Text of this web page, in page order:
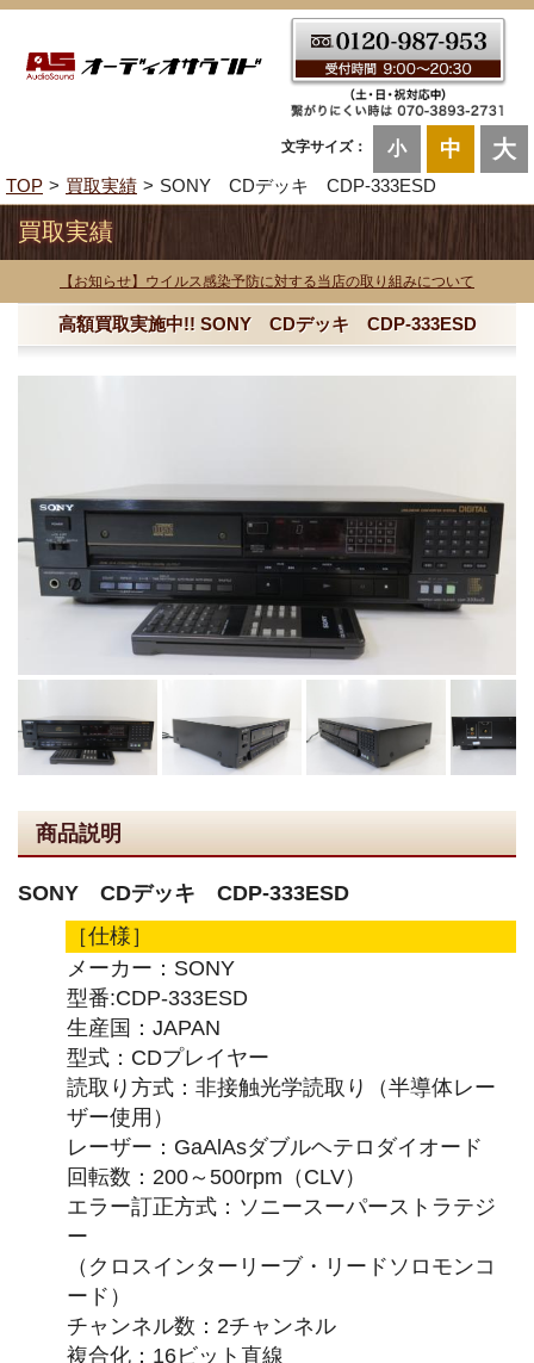
文字サイズ： 小 中 大
TOP 買取実績 SONY CDデッキ CDP-333ESD
買取実績
【お知らせ】ウイルス感染予防に対する当店の取り組みについて
高額買取実施中!! SONY CDデッキ CDP-333ESD
商品説明
SONY CDデッキ CDP-333ESD
［仕様］
メーカー：SONY
型番:CDP-333ESD
生産国：JAPAN
型式：CDプレイヤー
読取り方式：非接触光学読取り（半導体レー
ザー使用）
レーザー：GaAlAsダブルヘテロダイオード
回転数：200～500rpm（CLV）
エラー訂正方式：ソニースーパーストラテジ
ー
（クロスインターリーブ・リードソロモンコ
ード）
チャンネル数：2チャンネル
複合化：16ビット直線